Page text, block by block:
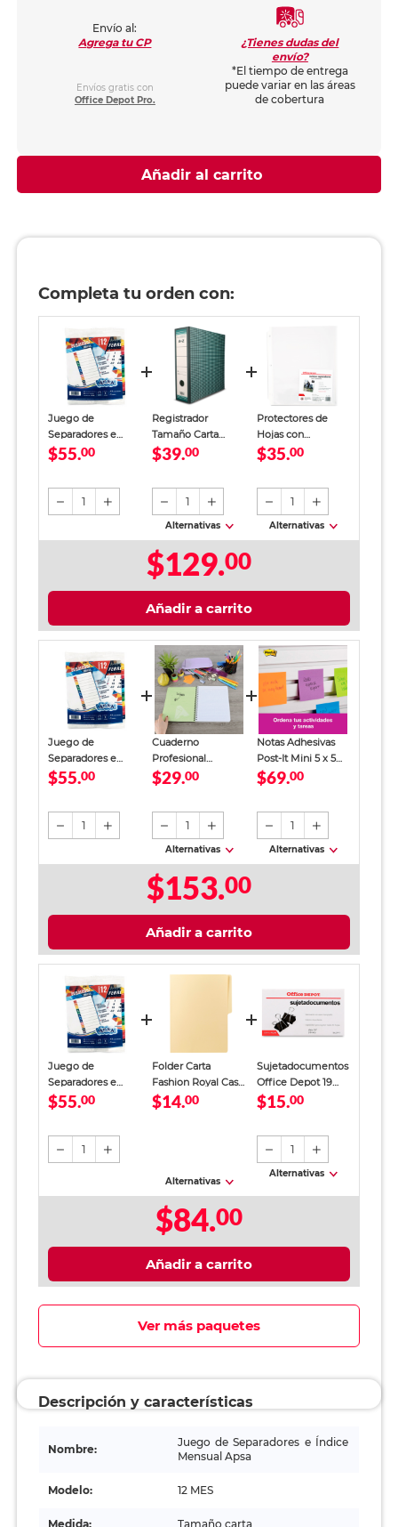
Envío al:
Agrega tu CP
Envíos gratis con
Office Depot Pro.
¿Tienes dudas del
envío?
*El tiempo de entrega
puede variar en las áreas
de cobertura
Añadir al carrito
Completa tu orden con:
Juego de
Separadores e
Índice Mensual
$55.00
1
Registrador
Tamaño Carta
Office Depot
$39.00
1
Alternativas
Protectores de
Hojas con
Separadores Carta
piezas
$35.00
1
Alternativas
$129.00
Añadir a carrito
Juego de
Separadores e
Índice Mensual
$55.00
1
Cuaderno
Profesional
SkyBook Go Plus
$29.00
1
Alternativas
Notas Adhesivas
Post-It Mini 5 x 5
cm
$69.00
1
Alternativas
$153.00
Añadir a carrito
Juego de
Separadores e
Índice Mensual
$55.00
1
Folder Carta
Fashion Royal Cast
/ Vainilla
$14.00
Alternativas
Sujetadocumentos
Office Depot 19
mm 12 piezas
$15.00
1
Alternativas
$84.00
Añadir a carrito
Ver más paquetes
Descripción y características
Nombre:
Juego de Separadores e Índice
Mensual Apsa
Modelo: 12 MES
Medida: Tamaño carta